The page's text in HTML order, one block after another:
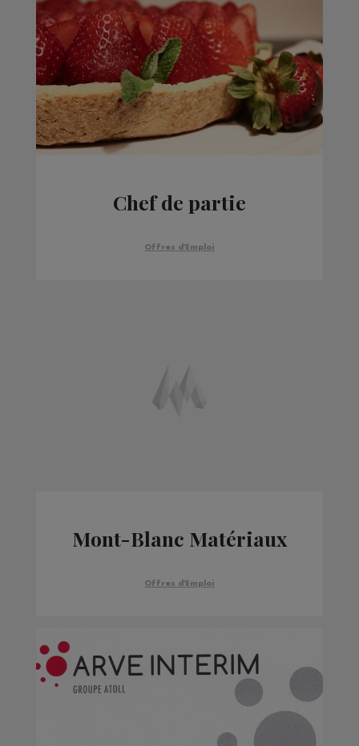
Chef de partie
Offres d'Emploi
Mont-Blanc Matériaux
Offres d'Emploi